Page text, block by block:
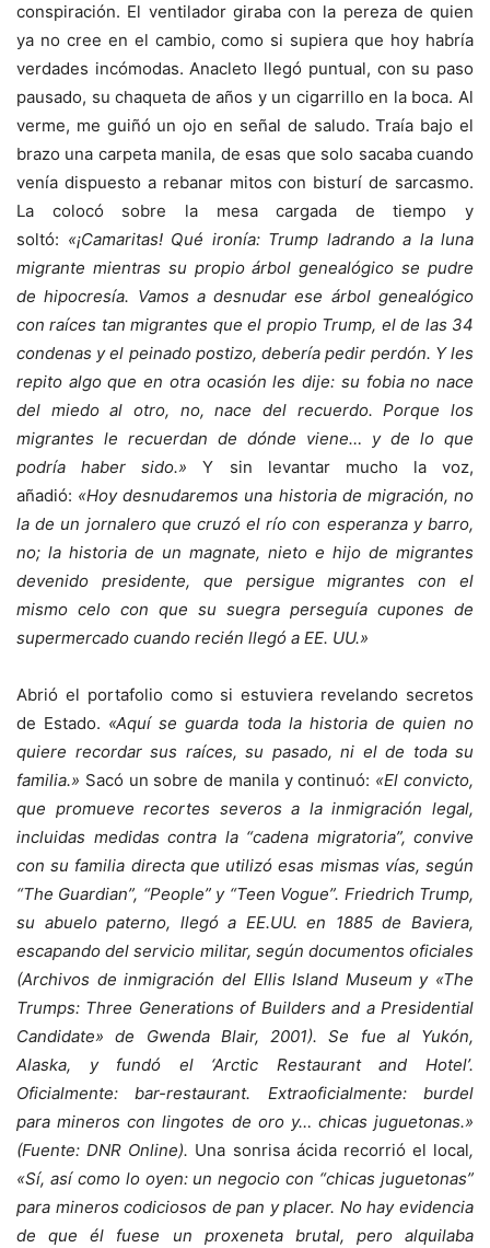
conspiración. El ventilador giraba con la pereza de quien
ya no cree en el cambio, como si supiera que hoy habría
verdades incómodas. Anacleto llegó puntual, con su paso
pausado, su chaqueta de años y un cigarrillo en la boca. Al
verme, me guiñó un ojo en señal de saludo. Traía bajo el
brazo una carpeta manila, de esas que solo sacaba cuando
venía dispuesto a rebanar mitos con bisturí de sarcasmo.
La colocó sobre la mesa cargada de tiempo y
soltó: «¡Camaritas! Qué ironía: Trump ladrando a la luna
migrante mientras su propio árbol genealógico se pudre
de hipocresía. Vamos a desnudar ese árbol genealógico
con raíces tan migrantes que el propio Trump, el de las 34
condenas y el peinado postizo, debería pedir perdón. Y les
repito algo que en otra ocasión les dije: su fobia no nace
del miedo al otro, no, nace del recuerdo. Porque los
migrantes le recuerdan de dónde viene… y de lo que
podría haber sido.» Y sin levantar mucho la voz,
añadió: «Hoy desnudaremos una historia de migración, no
la de un jornalero que cruzó el río con esperanza y barro,
no; la historia de un magnate, nieto e hijo de migrantes
devenido presidente, que persigue migrantes con el
mismo celo con que su suegra perseguía cupones de
supermercado cuando recién llegó a EE. UU.»
Abrió el portafolio como si estuviera revelando secretos
de Estado. «Aquí se guarda toda la historia de quien no
quiere recordar sus raíces, su pasado, ni el de toda su
familia.» Sacó un sobre de manila y continuó: «El convicto,
que promueve recortes severos a la inmigración legal,
incluidas medidas contra la “cadena migratoria”, convive
con su familia directa que utilizó esas mismas vías, según
“The Guardian”, “People” y “Teen Vogue”. Friedrich Trump,
su abuelo paterno, llegó a EE.UU. en 1885 de Baviera,
escapando del servicio militar, según documentos oficiales
(Archivos de inmigración del Ellis Island Museum y «The
Trumps: Three Generations of Builders and a Presidential
Candidate» de Gwenda Blair, 2001). Se fue al Yukón,
Alaska, y fundó el ‘Arctic Restaurant and Hotel’.
Oficialmente: bar-restaurant. Extraoficialmente: burdel
para mineros con lingotes de oro y… chicas juguetonas.»
(Fuente: DNR Online). Una sonrisa ácida recorrió el local,
«Sí, así como lo oyen: un negocio con “chicas juguetonas”
para mineros codiciosos de pan y placer. No hay evidencia
de que él fuese un proxeneta brutal, pero alquilaba